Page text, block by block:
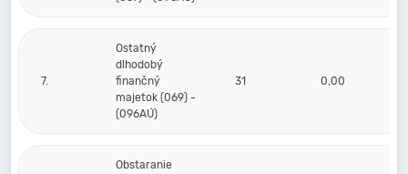
7.
Ostatný
dlhodobý
finančný
majetok (069) -
(096AÚ)
31 0,00
Obstaranie